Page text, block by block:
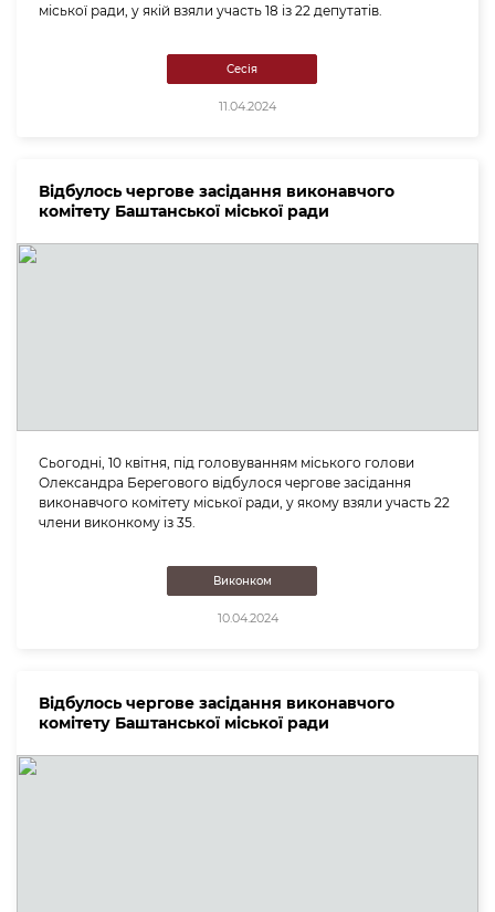
міської ради, у якій взяли участь 18 із 22 депутатів.
Сесія
11.04.2024
Відбулось чергове засідання виконавчого
комітету Баштанської міської ради
Сьогодні, 10 квітня, під головуванням міського голови
Олександра Берегового відбулося чергове засідання
виконавчого комітету міської ради, у якому взяли участь 22
члени виконкому із 35.
Виконком
10.04.2024
Відбулось чергове засідання виконавчого
комітету Баштанської міської ради